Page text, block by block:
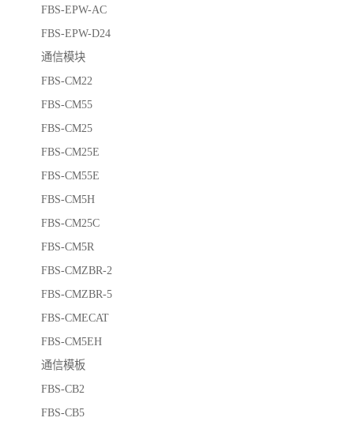
FBS-EPW-AC
FBS-EPW-D24
通信模块
FBS-CM22
FBS-CM55
FBS-CM25
FBS-CM25E
FBS-CM55E
FBS-CM5H
FBS-CM25C
FBS-CM5R
FBS-CMZBR-2
FBS-CMZBR-5
FBS-CMECAT
FBS-CM5EH
通信模板
FBS-CB2
FBS-CB5